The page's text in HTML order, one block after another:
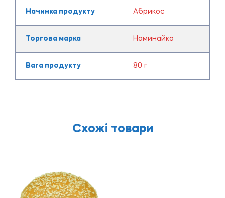
Начинка продукту Абрикос
Торгова марка Наминайко
Вага продукту 80 г
Схожі товари